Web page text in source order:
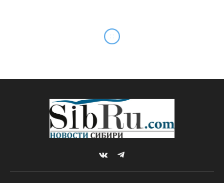
помогает дорожникам
02.09.2020 Updated: 03.09.2020 АКТУАЛЬНО
Комментариев нет 2 Mins Read